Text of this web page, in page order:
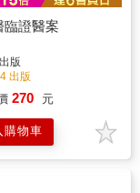
臨證醫案
出版
出版
270 元
購物車